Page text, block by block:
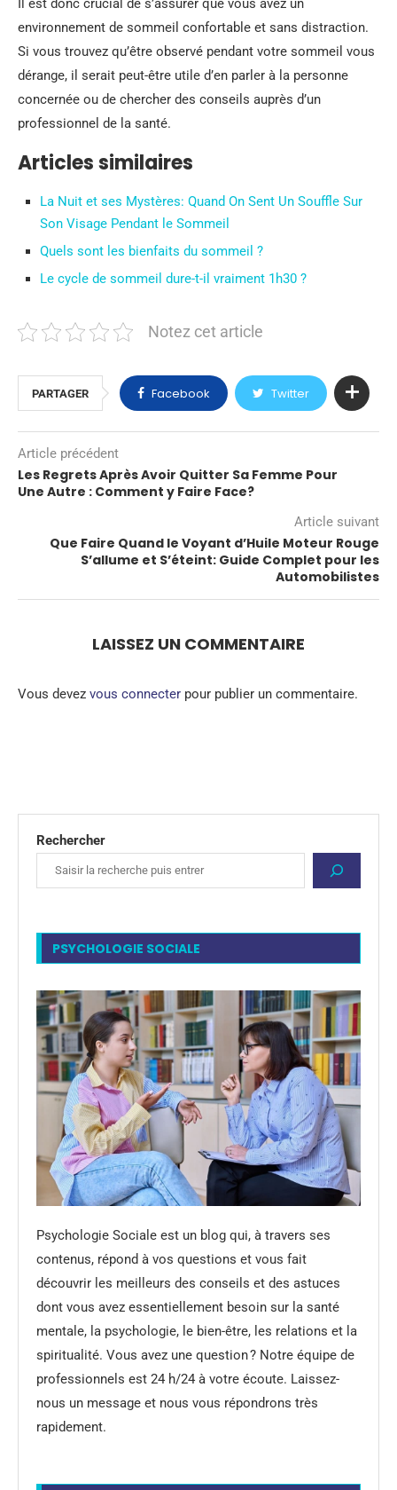
environnement de sommeil confortable et sans distraction.
Si vous trouvez qu’être observé pendant votre sommeil vous
dérange, il serait peut-être utile d’en parler à la personne
concernée ou de chercher des conseils auprès d’un
professionnel de la santé.
Articles similaires
La Nuit et ses Mystères: Quand On Sent Un Souffle Sur
Son Visage Pendant le Sommeil
Quels sont les bienfaits du sommeil ?
Le cycle de sommeil dure-t-il vraiment 1h30 ?
Notez cet article
PARTAGER Facebook Twitter
Article précédent
Les Regrets Après Avoir Quitter Sa Femme Pour
Une Autre : Comment y Faire Face?
Article suivant
Que Faire Quand le Voyant d’Huile Moteur Rouge
S’allume et S’éteint: Guide Complet pour les
Automobilistes
LAISSEZ UN COMMENTAIRE
Vous devez vous connecter pour publier un commentaire.
Rechercher
PSYCHOLOGIE SOCIALE
Psychologie Sociale est un blog qui, à travers ses
contenus, répond à vos questions et vous fait
découvrir les meilleurs des conseils et des astuces
dont vous avez essentiellement besoin sur la santé
mentale, la psychologie, le bien-être, les relations et la
spiritualité. Vous avez une question ? Notre équipe de
professionnels est 24 h/24 à votre écoute. Laissez-
nous un message et nous vous répondrons très
rapidement.